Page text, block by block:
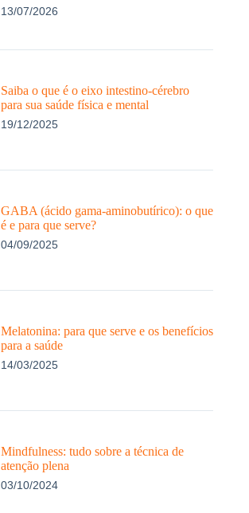
13/07/2026
Saiba o que é o eixo intestino-cérebro
para sua saúde física e mental
19/12/2025
GABA (ácido gama-aminobutírico): o que
é e para que serve?
04/09/2025
Melatonina: para que serve e os benefícios
para a saúde
14/03/2025
Mindfulness: tudo sobre a técnica de
atenção plena
03/10/2024